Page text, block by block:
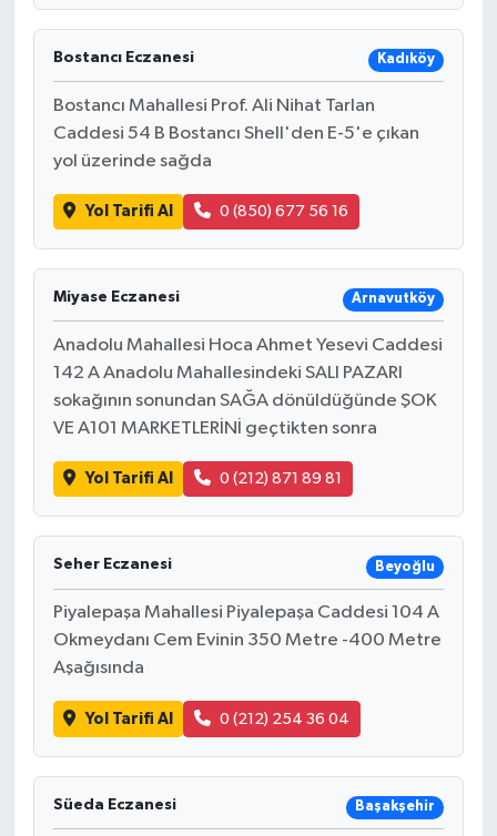
Bostancı Eczanesi Kadıköy
Bostancı Mahallesi Prof. Ali Nihat Tarlan
Caddesi 54 B Bostancı Shell'den E-5'e çıkan
yol üzerinde sağda
Yol Tarifi Al 0 (850) 677 56 16
Miyase Eczanesi Arnavutköy
Anadolu Mahallesi Hoca Ahmet Yesevi Caddesi
142 A Anadolu Mahallesindeki SALI PAZARI
sokağının sonundan SAĞA dönüldüğünde ŞOK
VE A101 MARKETLERİNİ geçtikten sonra
Yol Tarifi Al 0 (212) 871 89 81
Seher Eczanesi Beyoğlu
Piyalepaşa Mahallesi Piyalepaşa Caddesi 104 A
Okmeydanı Cem Evinin 350 Metre -400 Metre
Aşağısında
Yol Tarifi Al 0 (212) 254 36 04
Süeda Eczanesi Başakşehir